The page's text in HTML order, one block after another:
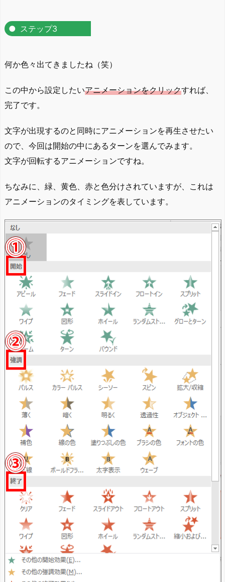
ステップ3
何か色々出てきましたね（笑）
この中から設定したいアニメーションをクリックすれば、
完了です。
文字が出現するのと同時にアニメーションを再生させたい
ので、今回は開始の中にあるターンを選んでみます。
文字が回転するアニメーションですね。
ちなみに、緑、黄色、赤と色分けされていますが、これは
アニメーションのタイミングを表しています。